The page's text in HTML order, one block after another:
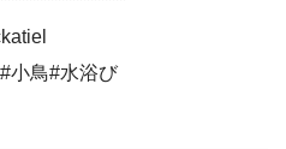
小鳥#水浴び